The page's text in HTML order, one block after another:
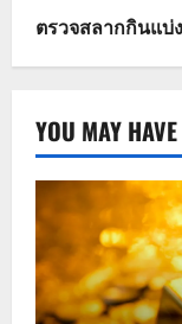
ตรวจสลากกินแบ่
YOU MAY